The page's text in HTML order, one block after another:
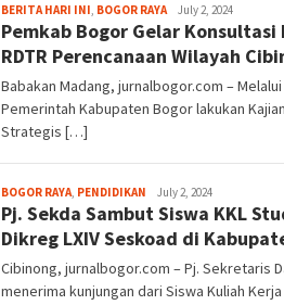
BERITA HARI INI, BOGOR RAYAAga
Alamanda
July 2, 2024
Pemkab Bogor Gelar Konsultasi
RDTR Perencanaan Wilayah
Babakan Madang, jurnalbogor.com –
Pemerintah Kabupaten Bogor lakukan
Strategis […]
BOGOR RAYA, PENDIDIKAN Aga
Alamanda
July 2, 2024
Pj. Sekda Sambut Siswa KKL
Dikreg LXIV Seskoad di
Cibinong, jurnalbogor.com – Pj. Sekretaris
menerima kunjungan dari Siswa Kuliah